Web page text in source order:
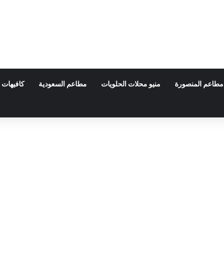
مطاعم المنصورة منيو محلات الحلويات مطاعم السعودية